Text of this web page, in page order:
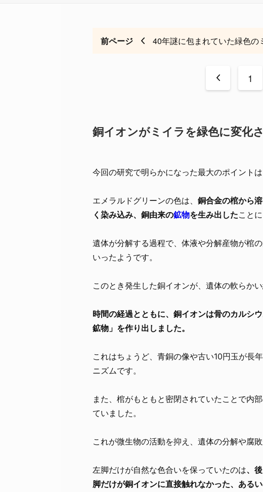
前ページ 40年謎に包まれていた緑色の
< 1
銅イオンがミイラを緑色に変化
今回の研究で明らかになった最大のポイントは
エメラルドグリーンの色は、 銅合金の棺から
く染み込み、銅由来の鉱物を生み出したこと
遺体が分解する過程で、体液や分解産物が棺
いったようです。
このとき発生した銅イオンが、遺体の軟らか
時間の経過とともに、銅イオンは骨のカルシ
鉱物」を作り出しました。
これはちょうど、青銅の像や古い10円玉が長
ニズムです。
また、棺がもともと密閉されていたことで内
ていました。
これが微生物の活動を抑え、遺体の分解や腐
左脚だけが自然な色合いを保っていたのは、
脚だけが銅イオンに直接触れなかった、ある